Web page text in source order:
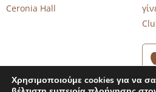
Ceronia Hall
Χρησιμοποιούμε cookies για να